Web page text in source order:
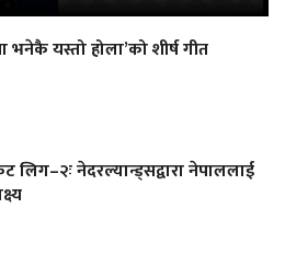
भनेकै यस्तो होला’को शीर्ष गीत
लिग–२ः नेदरल्यान्ड्सद्वारा नेपाललाई